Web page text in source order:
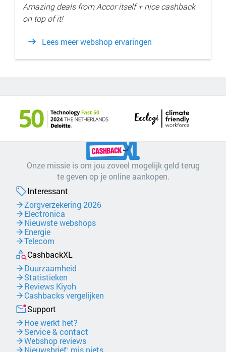
Amazing deals from Accor itself + nice cashback
on top of it!
Lees meer webshop ervaringen
Onze missie is om jou zoveel mogelijk geld terug
te geven op je online aankopen.
Interessant
Zorgverzekering 2026
Electronica
Nieuwste webshops
Energie
Telecom
CashbackXL
Duurzaamheid
Statistieken
Reviews Kiyoh
Cashbacks vergelijken
Support
Hoe werkt het?
Service & contact
Webshop reviews
Nieuwsbrief: mis niets